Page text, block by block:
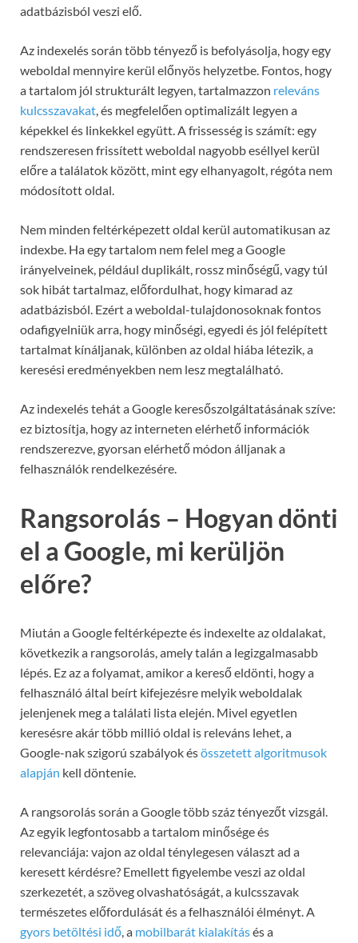
adatbázisból veszi elő.
Az indexelés során több tényező is befolyásolja, hogy egy
weboldal mennyire kerül előnyös helyzetbe. Fontos, hogy
a tartalom jól strukturált legyen, tartalmazzon releváns
kulcsszavakat , és megfelelően optimalizált legyen a
képekkel és linkekkel együtt. A frissesség is számít: egy
rendszeresen frissített weboldal nagyobb eséllyel kerül
előre a találatok között, mint egy elhanyagolt, régóta nem
módosított oldal.
Nem minden feltérképezett oldal kerül automatikusan az
indexbe. Ha egy tartalom nem felel meg a Google
irányelveinek, például duplikált, rossz minőségű, vagy túl
sok hibát tartalmaz, előfordulhat, hogy kimarad az
adatbázisból. Ezért a weboldal-tulajdonosoknak fontos
odafigyelniük arra, hogy minőségi, egyedi és jól felépített
tartalmat kínáljanak, különben az oldal hiába létezik, a
keresési eredményekben nem lesz megtalálható.
Az indexelés tehát a Google keresőszolgáltatásának szíve:
ez biztosítja, hogy az interneten elérhető információk
rendszerezve, gyorsan elérhető módon álljanak a
felhasználók rendelkezésére.
Rangsorolás – Hogyan dönti
el a Google, mi kerüljön
előre?
Miután a Google feltérképezte és indexelte az oldalakat,
következik a rangsorolás, amely talán a legizgalmasabb
lépés. Ez az a folyamat, amikor a kereső eldönti, hogy a
felhasználó által beírt kifejezésre melyik weboldalak
jelenjenek meg a találati lista elején. Mivel egyetlen
keresésre akár több millió oldal is releváns lehet, a
Google-nak szigorú szabályok ésösszetett algoritmusok
alapján kell döntenie.
A rangsorolás során a Google több száz tényezőt vizsgál.
Az egyik legfontosabb a tartalom minősége és
relevanciája: vajon az oldal ténylegesen választ ad a
keresett kérdésre? Emellett figyelembe veszi az oldal
szerkezetét, a szöveg olvashatóságát, a kulcsszavak
természetes előfordulását és a felhasználói élményt. A
gyors betöltési idő, a mobilbarát kialakításés a